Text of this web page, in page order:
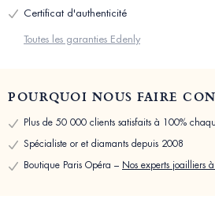
Certificat d'authenticité
Toutes les garanties Edenly
POURQUOI NOUS FAIRE
Plus de 50 000 clients satisfaits à 100%
Spécialiste or et diamants depuis 2008
Boutique Paris Opéra – Nos experts joailliers